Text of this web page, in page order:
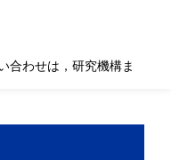
合わせは，研究機構ま